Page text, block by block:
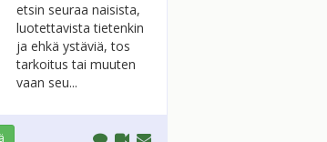
etsin seuraa naisista,
luotettavista tietenkin
ja ehkä ystäviä, tos
tarkoitus tai muuten
vaan seu...